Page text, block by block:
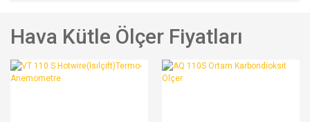
Hava Kütle Ölçer Fiyatları